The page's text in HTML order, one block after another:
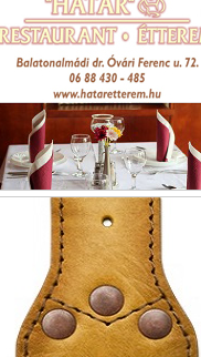
Határ Étterem Balatonalmádi